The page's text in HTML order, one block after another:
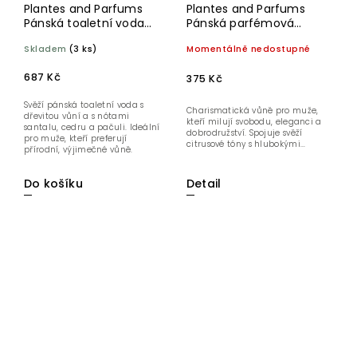
Plantes and Parfums
Pánská toaletní voda
Skladem (3 ks)
687 Kč
Do košíku
Svěží pánská toaletní voda s
dřevitou vůní a s nótami
santalu, cedru a pačuli. Ideální
pro muže, kteří preferují
přírodní, výjimečné vůně.
Plantes and Parfums
Pánská parfémová
30 ml
Momentálně nedostupné
375 Kč
Detail
Charismatická vůně pro muže,
kteří milují svobodu, eleganci a
dobrodružství. Spojuje svěží
citrusové tóny s hlubokými...